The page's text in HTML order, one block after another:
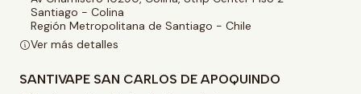
Santiago - Colina
Región Metropolitana de Santiago - Chile
Ver más detalles
SANTIVAPE SAN CARLOS DE APOQUINDO